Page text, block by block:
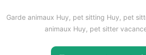
Garde animaux Huy, pet sitting Huy, pet
animaux Huy, pet sitter